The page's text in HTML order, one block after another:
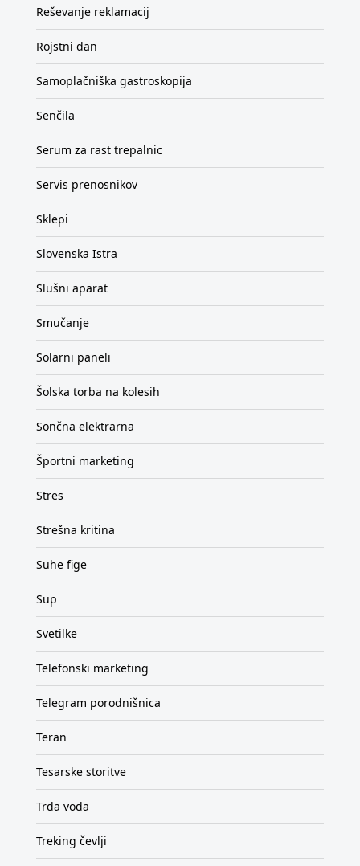
Reševanje reklamacij
Rojstni dan
Samoplačniška gastroskopija
Senčila
Serum za rast trepalnic
Servis prenosnikov
Sklepi
Slovenska Istra
Slušni aparat
Smučanje
Solarni paneli
Šolska torba na kolesih
Sončna elektrarna
Športni marketing
Stres
Strešna kritina
Suhe fige
Sup
Svetilke
Telefonski marketing
Telegram porodnišnica
Teran
Tesarske storitve
Trda voda
Treking čevlji